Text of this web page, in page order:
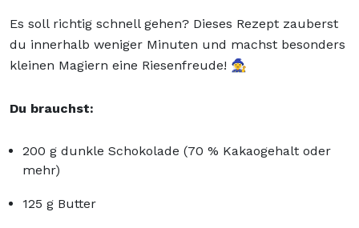
Es soll richtig schnell gehen? Dieses Rezept zauberst
du innerhalb weniger Minuten und machst besonders
kleinen Magiern eine Riesenfreude! 🧙‍♀️
Du brauchst:
200 g dunkle Schokolade (70 % Kakaogehalt oder
mehr)
125 g Butter